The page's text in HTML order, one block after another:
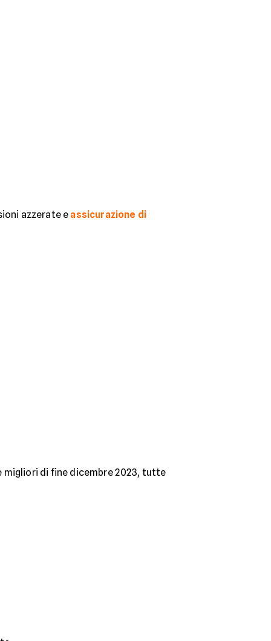
azzerate e assicurazione di
migliori di fine dicembre 2023, tutte